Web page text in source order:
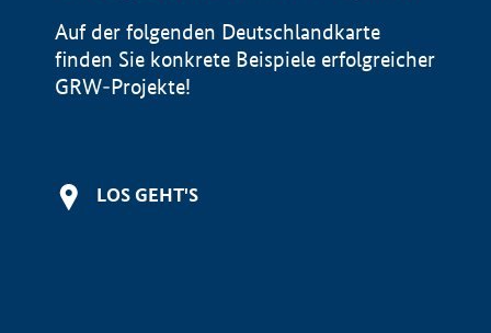
Auf der folgenden Deutschlandkarte
finden Sie konkrete Beispiele erfolgreicher
GRW-Projekte!
LOS GEHT'S